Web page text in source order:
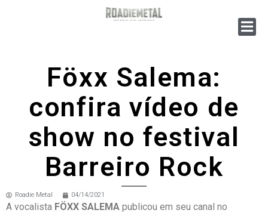
Föxx Salema:
confira vídeo de
show no festival
Barreiro Rock
Roadie Metal 04/14/2021
A vocalista FÖXX SALEMA publicou em seu canal no